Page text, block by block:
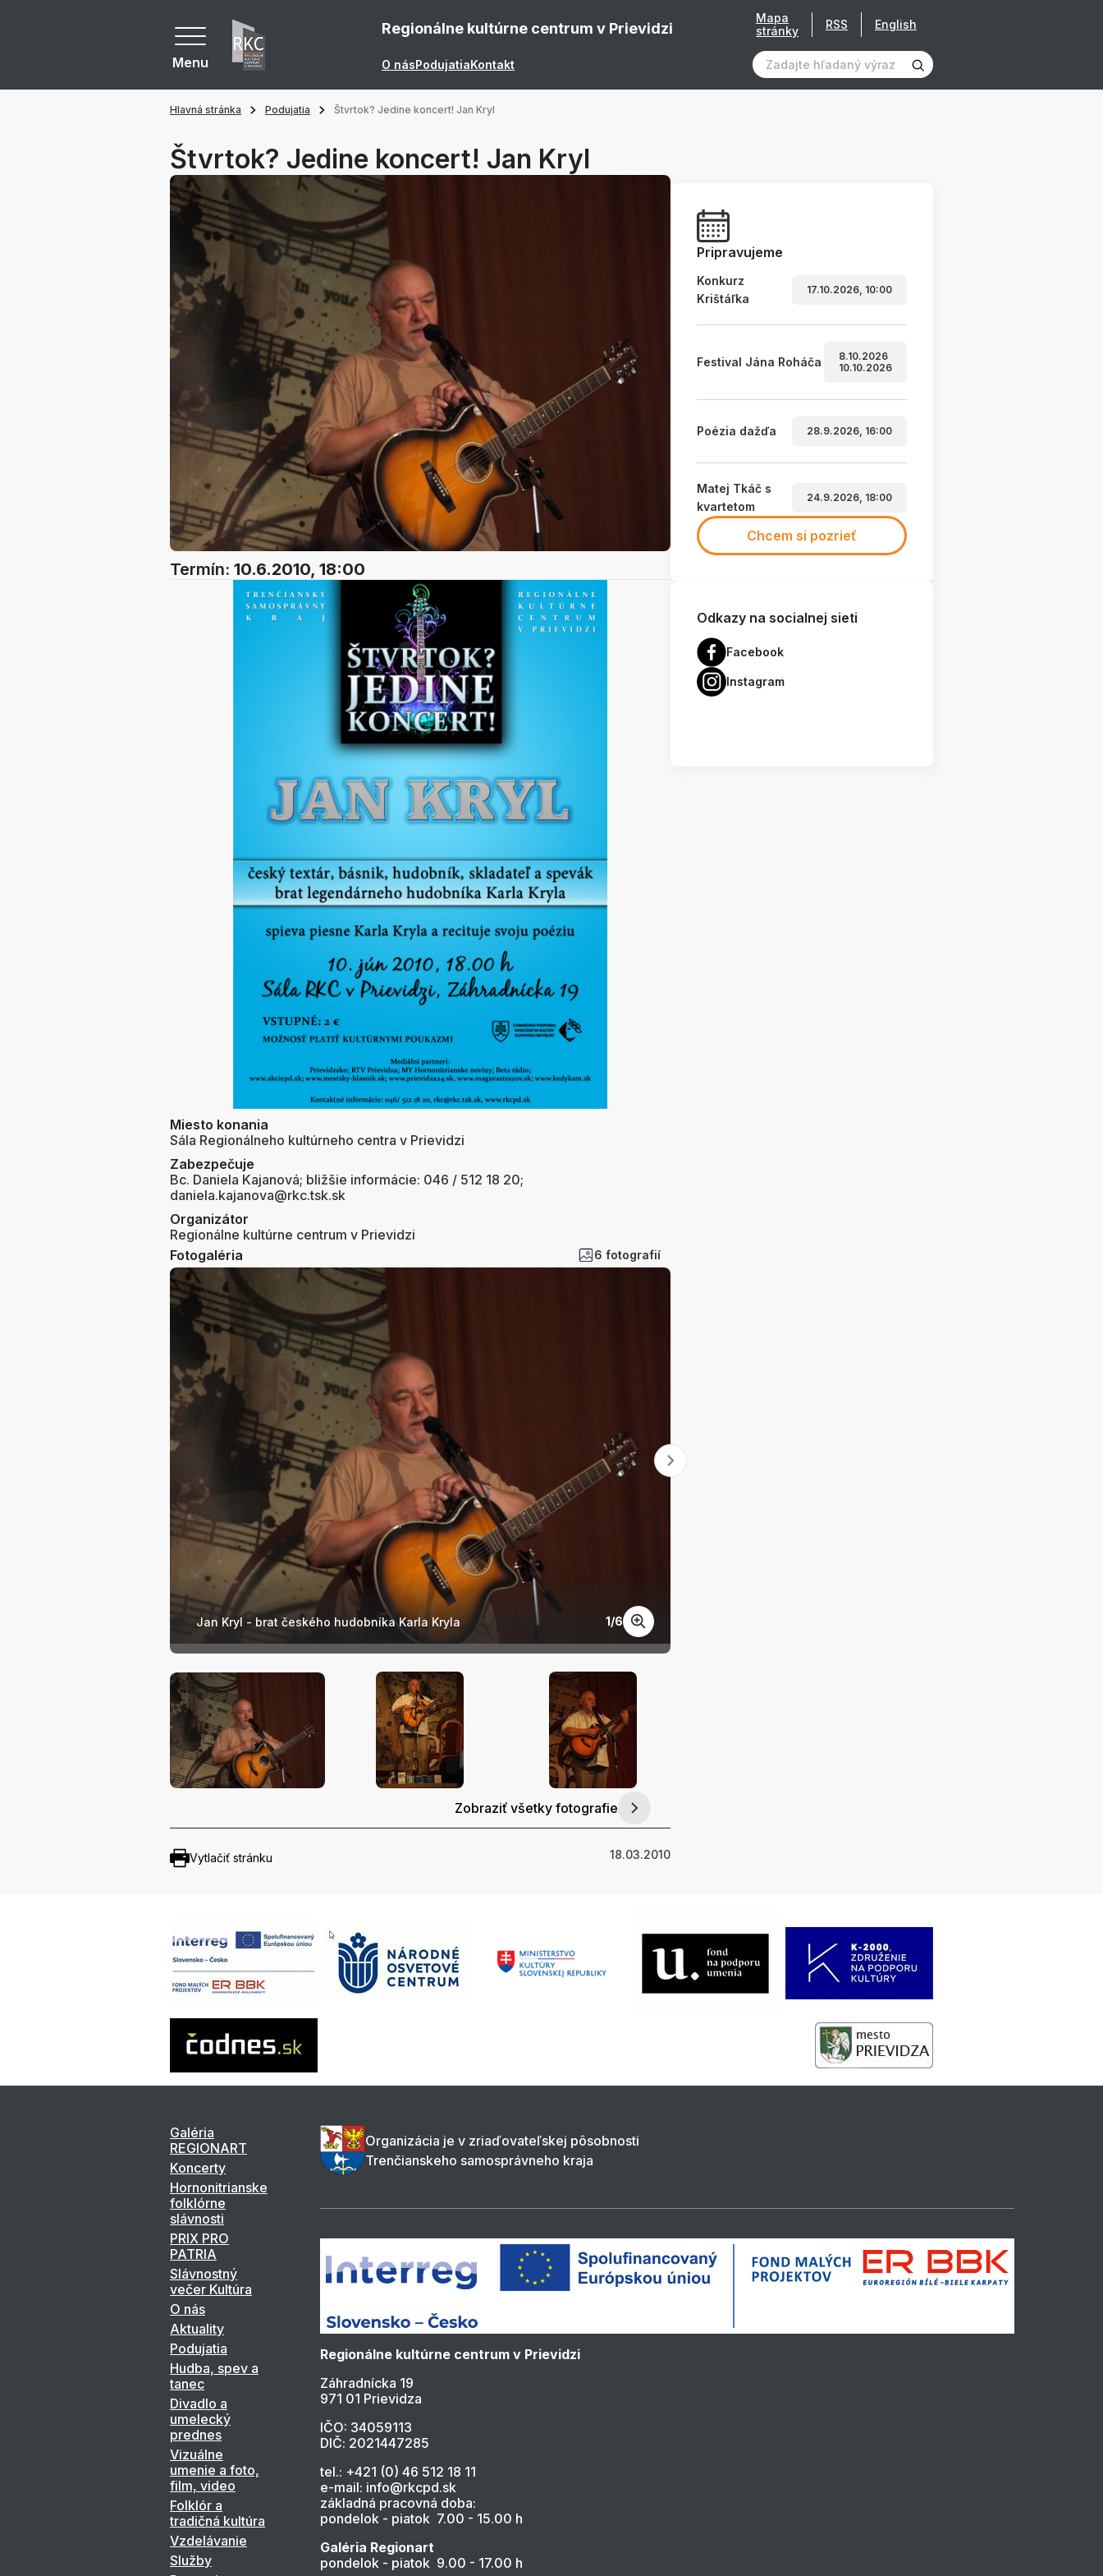
Menu
Regionálne kultúrne centrum v Prievidzi
O násPodujatiaKontakt
Mapa
stránky
RSS English
Hlavná stránka Podujatia Štvrtok? Jedine koncert! Jan Kryl
Štvrtok? Jedine koncert! Jan Kryl
Termín: 10.6.2010, 18:00
Miesto konania
Sála Regionálneho kultúrneho centra v Prievidzi
Zabezpečuje
Bc. Daniela Kajanová; bližšie informácie: 046 / 512 18 20;
daniela.kajanova@rkc.tsk.sk
Organizátor
Regionálne kultúrne centrum v Prievidzi
Fotogaléria
6 fotografií
Jan Kryl - brat českého hudobníka Karla Kryla 1/6
Zobraziť všetky fotografie
Vytlačiť stránku 18.03.2010
Pripravujeme
Konkurz
Krištáľka
17.10.2026, 10:00
Festival Jána Roháča
8.10.2026
10.10.2026
Poézia dažďa 28.9.2026, 16:00
Matej Tkáč s
kvartetom
24.9.2026, 18:00
Chcem si pozrieť
Odkazy na socialnej sieti
Facebook
Instagram
Galéria
REGIONART
Koncerty
Hornonitrianske
folklórne
slávnosti
PRIX PRO
PATRIA
Slávnostný
večer Kultúra
O nás
Aktuality
Podujatia
Hudba, spev a
tanec
Divadlo a
umelecký
prednes
Vizuálne
umenie a foto,
film, video
Folklór a
tradičná kultúra
Vzdelávanie
Služby
Organizácia je v zriaďovateľskej pôsobnosti
Trenčianskeho samosprávneho kraja
Regionálne kultúrne centrum v Prievidzi
Záhradnícka 19
971 01 Prievidza
IČO: 34059113
DIČ: 2021447285
tel.: +421 (0) 46 512 18 11
e-mail: info@rkcpd.sk
základná pracovná doba:
pondelok - piatok 7.00 - 15.00 h
Galéria Regionart
pondelok - piatok 9.00 - 17.00 h